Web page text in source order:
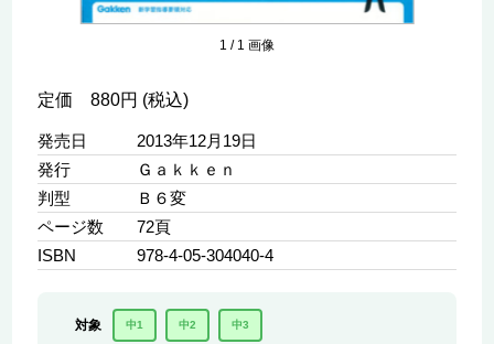
1 / 1 画像
定価 880円 (税込)
発売日
2013年12月19日
発行
Ｇａｋｋｅｎ
判型
Ｂ６変
ページ数
72頁
ISBN
978-4-05-304040-4
対象 中1 中2 中3